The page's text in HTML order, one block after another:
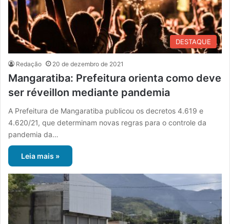
DESTAQUE
Redação 20 de dezembro de 2021
Mangaratiba: Prefeitura orienta como deve
ser réveillon mediante pandemia
A Prefeitura de Mangaratiba publicou os decretos 4.619 e
4.620/21, que determinam novas regras para o controle da
pandemia da…
Leia mais »